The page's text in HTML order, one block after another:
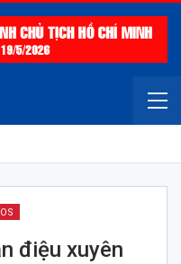
điệu xuyên